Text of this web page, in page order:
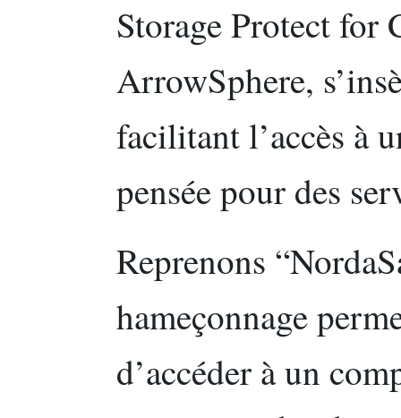
Storage Protect
ArrowSphere,
facilitant l’accès à
pensée pour des
Reprenons
hameçonnage
d’accéder à un